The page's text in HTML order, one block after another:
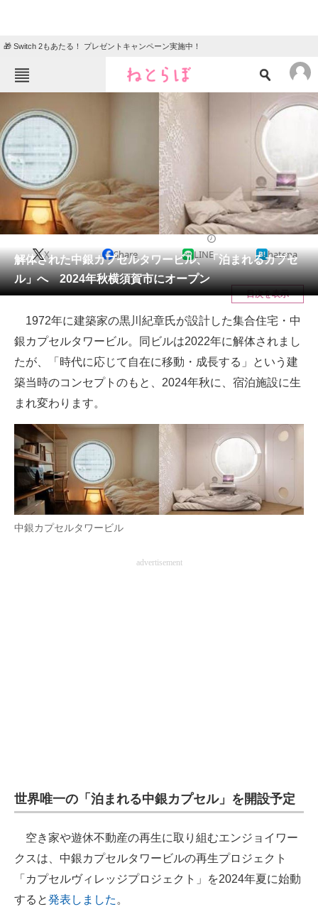
🎁 Switch 2もあたる！ プレゼントキャンペーン実施中！
TOP ニュース
エンタメ クイズ
グルメ 地域
住まい 教育・育児
動物 リサーチ
会員記事
メディア
注目記事を集めた総合ページ
ITの今と未来を見通す
スマホと通信の最新トレンド
進化するPCとデバイスの未来
好きが集まる 比べて選べる
ビジネスと働き方のヒント
AI活用のいまが分かる
企業ITのトレンドを詳説
経営リーダーのコミュニティ
電子設計の基本と応用
エネルギーの専門メディア
建設×テクノロジーの最前線
ちょっと気になるネットの話題
解体された中銀カプセルタワービル、「泊まれるカプセ
ル」へ 2024年秋横須賀市にオープン
X Share LINE hatena
目次を表示
1972年に建築家の黒川紀章氏が設計した集合住宅・中
銀カプセルタワービル。同ビルは2022年に解体されまし
たが、「時代に応じて自在に移動・成長する」という建
築当時のコンセプトのもと、2024年秋に、宿泊施設に生
まれ変わります。
中銀カプセルタワービル
advertisement
世界唯一の「泊まれる中銀カプセル」を開設予定
空き家や遊休不動産の再生に取り組むエンジョイワー
クスは、中銀カプセルタワービルの再生プロジェクト
「カプセルヴィレッジプロジェクト」を2024年夏に始動
すると発表しました 。